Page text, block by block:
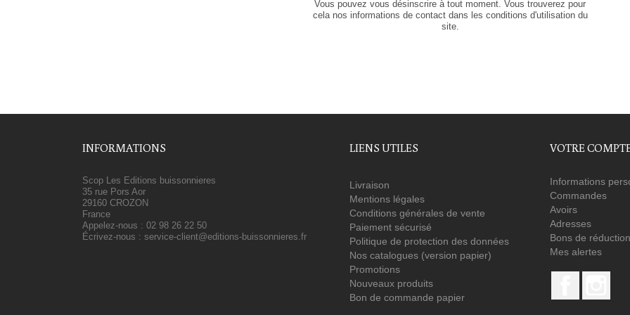
Vous pouvez vous désinscrire à tout moment. Vous trouverez pour
cela nos informations de contact dans les conditions d'utilisation du
site.
INFORMATIONS
Scop Les Editions buissonnieres
35 rue Pors Aor
29160 CROZON
France
Appelez-nous : 02 98 26 22 50
Écrivez-nous : service-client@editions-buissonnieres.fr
LIENS UTILES
Livraison
Mentions légales
Conditions générales de vente
Paiement sécurisé
Politique de protection des données
Nos catalogues (version papier)
Promotions
Nouveaux produits
Bon de commande papier
VOTRE
Informations
Commandes
Avoirs
Adresses
Bons de réduction
Mes alertes